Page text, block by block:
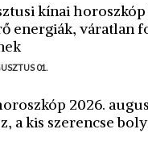
kínai horoszkóp
energiák, váratlan
01.
2026.
a kis szerencse